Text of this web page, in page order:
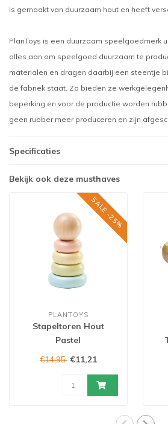
is gemaakt van duurzaam hout en heeft
PlanToys is een duurzaam speelgoedmerk
alles aan om speelgoed duurzaam te
materialen en dragen daarbij een steentje
de fabriek staat. Zo bieden ze
beperking en voor de productie worden
geen rubber meer produceren en zijn
Specificaties
Bekijk ook deze musthaves
SALE -25%
PLANTOYS
Stapeltoren Hout
Pastel
€14,95 €11,21